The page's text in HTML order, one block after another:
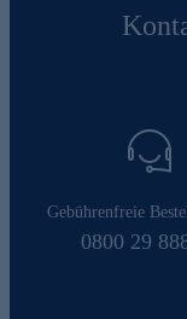
Gebührenfreie
0800 29